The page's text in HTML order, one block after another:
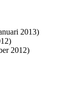
2013)
2012)